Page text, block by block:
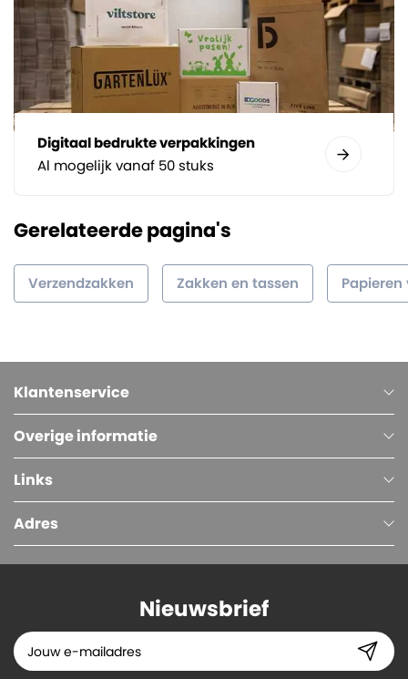
Digitaal bedrukte verpakkingen
Al mogelijk vanaf 50 stuks
Gerelateerde pagina's
Verzendzakken Zakken en tassen Papieren
Klantenservice
Overige informatie
Links
Adres
Nieuwsbrief